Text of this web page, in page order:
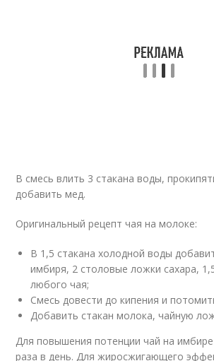
В смесь влить 3 стакана воды,
добавить мед.
Оригинальный рецепт чая на молоке:
В 1,5 стакана холодной воды
имбиря, 2 столовые ложки сахара,
любого чая;
Смесь довести до кипения и
Добавить стакан молока, чайную
Для повышения потенции чай на
раза в день. Для жиросжигающего